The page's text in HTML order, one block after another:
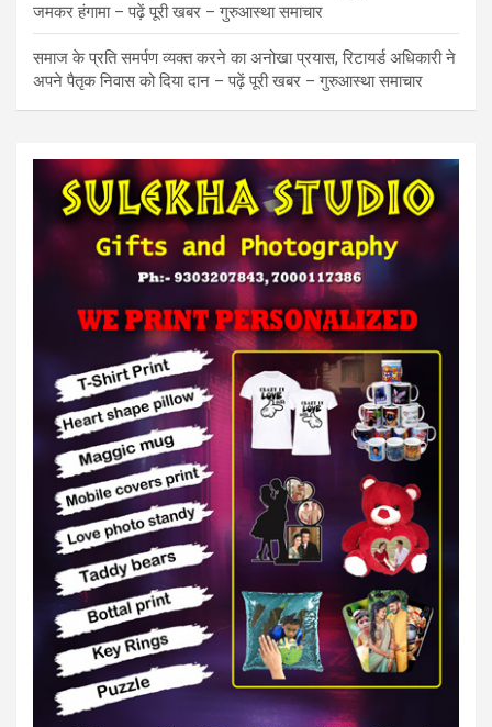
जमकर हंगामा – पढ़ें पूरी खबर – गुरुआस्था समाचार
समाज के प्रति समर्पण व्यक्त करने का अनोखा प्रयास, रिटायर्ड अधिकारी ने
अपने पैतृक निवास को दिया दान – पढ़ें पूरी खबर – गुरुआस्था समाचार